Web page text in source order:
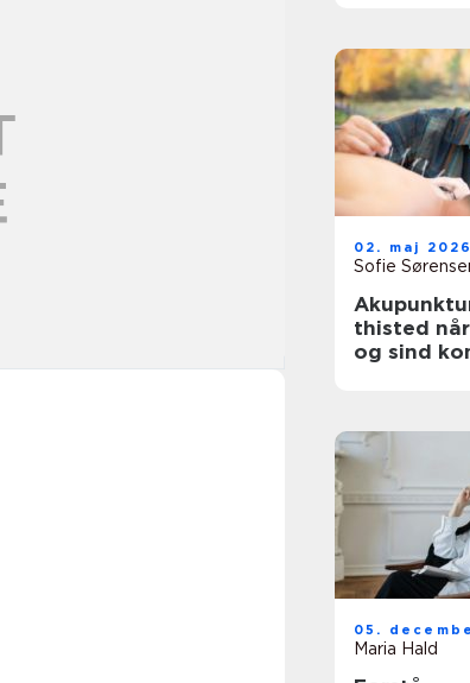
02. maj 2026
Sofie
thisted når krop
og sind
05.
Maria Hald